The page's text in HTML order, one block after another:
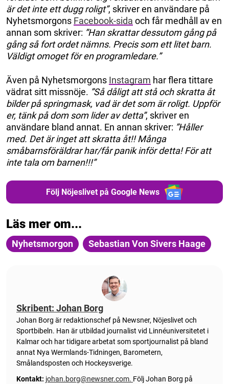
är det inte ett dugg roligt”, skriver en användare på
Nyhetsmorgons Facebook-sida och får medhåll av en
annan som skriver: ”Han skrattar dessutom gång på
gång så fort ordet nämns. Precis som ett litet barn.
Väldigt omoget för en programledare.”
Även på Nyhetsmorgons Instagram har flera tittare
vädrat sitt missnöje. ”Så dåligt att stå och skratta åt
bilder på springmask, vad är det som är roligt. Uppför
er, tänk på dom som lider av detta”, skriver en
användare bland annat. En annan skriver: ”Håller
med. Det är inget att skratta åt!! Många
småbarnsföräldrar har/får panik inför detta! För att
inte tala om barnen!!!”
Följ Nöjeslivet på Google News
Läs mer om...
Nyhetsmorgon Sebastian Von Sivers Haage
Skribent: Johan Borg
Johan Borg är redaktionschef på Newsner, Nöjeslivet och
Sportbibeln. Han är utbildad journalist vid Linnéuniversitetet i
Kalmar och har tidigare arbetat som sportjournalist på bland
annat Nya Wermlands-Tidningen, Barometern,
Smålandsposten och Hockeysverige.
Kontakt: johan.borg@newsner.com. Följ Johan Borg på